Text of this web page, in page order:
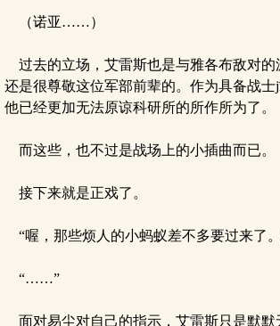
（诺亚……）
过去的立场，艾雷斯也是与雅各布敌对的
还是很尊敬这位军部前辈的。作为具备战士
他已经更加无法原谅科研所的所作所为了。
而这些，也不过是战场上的小插曲而已。
接下来就是正戏了。
“喔，那些烦人的小蚂蚁差不多要过来了
“……”
面对易尘对自己的指示，艾雷斯只是默默